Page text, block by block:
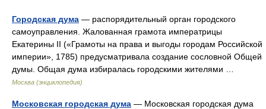
Городская дума — распорядительный орган городского
самоуправления. Жалованная грамота императрицы
Екатерины II («Грамоты на права и выгоды городам Российской
империи», 1785) предусматривала создание сословной Общей
думы. Общая дума избиралась городскими жителями …
Москва (энциклопедия)
Московская городская дума — Московская городская дума